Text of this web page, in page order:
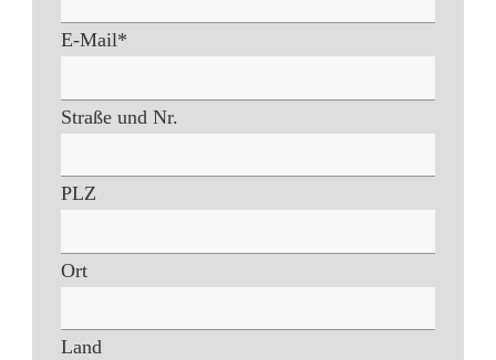
E-Mail*
Straße und Nr.
PLZ
Ort
Land